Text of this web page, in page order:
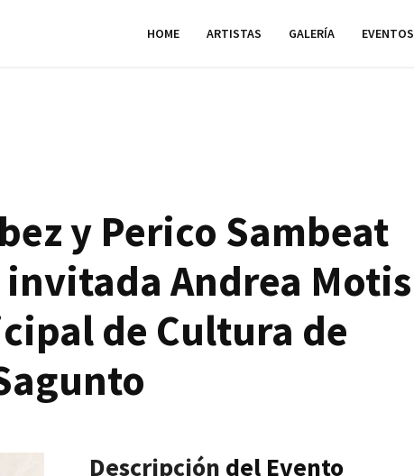
HOME ARTISTAS GALERÍA EVENTOS
y Perico Sambeat
Andrea Motis
de Cultura de
Descripción del Evento